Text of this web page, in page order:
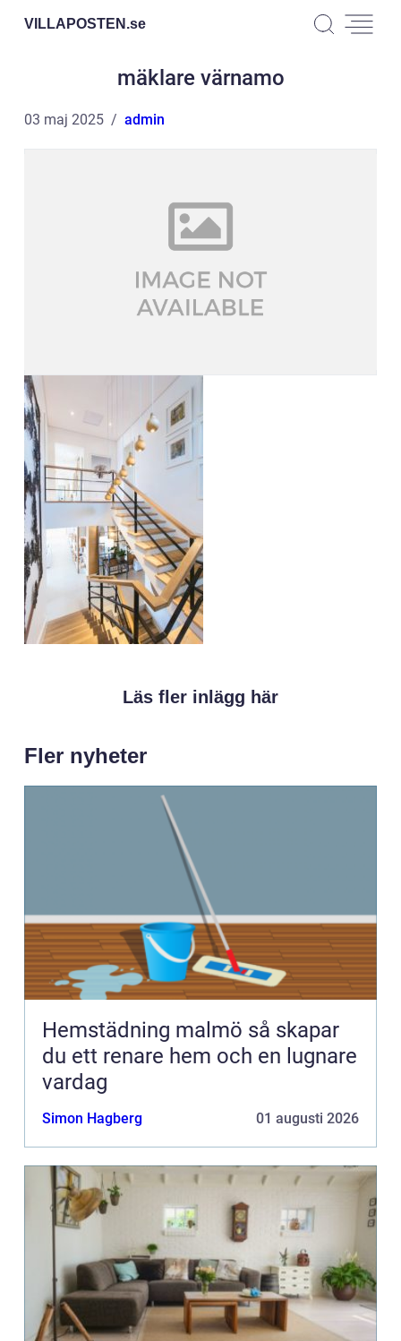
VILLAPOSTEN.se
mäklare värnamo
03 maj 2025 admin
Läs fler inlägg här
Fler nyheter
Hemstädning malmö så skapar
du ett renare hem och en lugnare
vardag
Simon Hagberg 01 augusti 2026